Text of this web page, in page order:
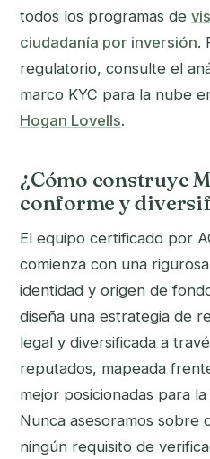
todos los programas de
ciudadanía por inversión.
regulatorio, consulte el
marco KYC para la nube
Hogan Lovells.
¿Cómo construye
conforme y
El equipo certificado por
comienza con una
identidad y origen de
diseña una estrategia de
legal y diversificada a
reputados, mapeada
mejor posicionadas para
Nunca asesoramos sobre
ningún requisito de